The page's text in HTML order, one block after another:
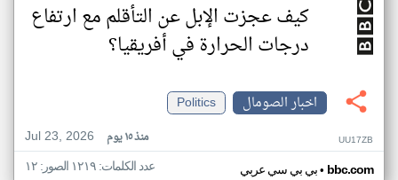
كيف عجزت الإبل عن التأقلم مع ارتفاع
درجات الحرارة في أفريقيا؟
اخبار الصومال
Politics
Jul 23, 2026
منذ ١٥ يوم UU17ZB
بي بي سي عربي• bbc.com عدد الكلمات: ١٢١٩ الصور: ١٢